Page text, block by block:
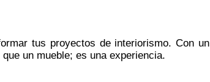
tus proyectos de interiorismo. Con un
un mueble; es una experiencia.